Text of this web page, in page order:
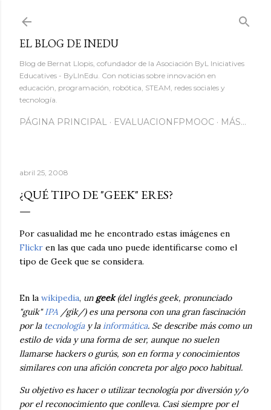
EL BLOG DE INEDU
Blog de Bernat Llopis, cofundador de la Asociación ByL Iniciatives
Educatives - ByLInEdu. Con noticias sobre innovación en
educación, programación, robótica, STEAM, redes sociales y
tecnología.
PÁGINA PRINCIPAL EVALUACIONFPMOOC MÁS…
abril 25, 2008
¿QUÉ TIPO DE "GEEK" ERES?
Por casualidad me he encontrado estas imágenes en
Flickr en las que cada uno puede identificarse como el
tipo de Geek que se considera.
En la wikipedia, un geek(del inglés geek, pronunciado
"guik"IPA /gik/) es una persona con una gran fascinación
por la tecnologíay lainformática. Se describe más como un
estilo de vida y una forma de ser, aunque no suelen
llamarse hackers o gurús, son en forma y conocimientos
similares con una afición concreta por algo poco habitual.
Su objetivo es hacer o utilizar tecnología por diversión y/o
por el reconocimiento que conlleva. Casi siempre por el